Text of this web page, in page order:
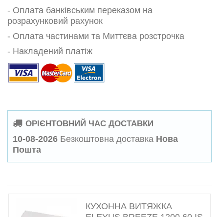
- Оплата банківським переказом на
розрахунковий рахунок
- Оплата частинами та Миттєва розстрочка
- Накладений платіж
ОРІЄНТОВНИЙ ЧАС ДОСТАВКИ
10-08-2026 Безкоштовна доставка Нова
Пошта
КУХОННА ВИТЯЖКА